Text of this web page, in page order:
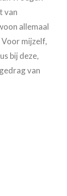
van
allemaal
Voor mijzelf,
bij deze,
van